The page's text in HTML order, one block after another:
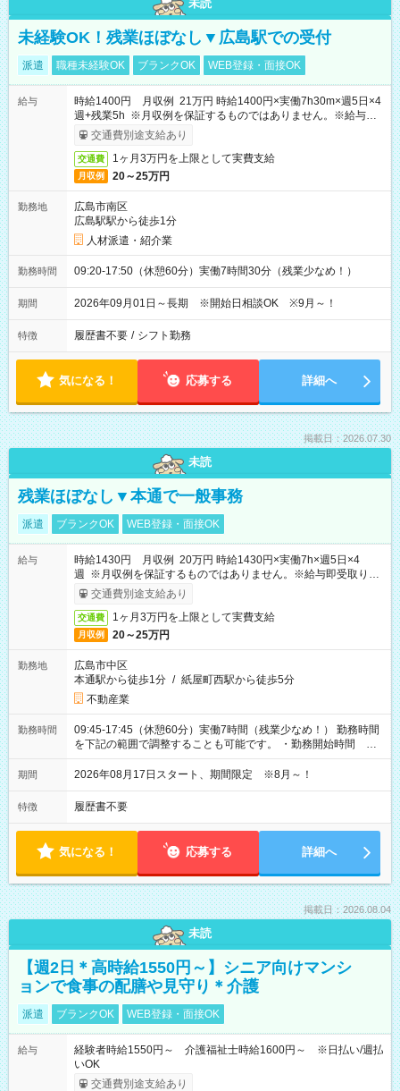
未読
未経験OK！残業ほぼなし▼広島駅での受付
派遣 職種未経験OK ブランクOK WEB登録・面接OK
給与
時給1400円 月収例 21万円 時給1400円×実働7h30m×週5日×4
週+残業5h ※月収例を保証するものではありません。※給与即
受取りサービス利用可（利用条件有）
交通費別途支給あり
交通費 1ヶ月3万円を上限として実費支給
月収例 20～25万円
勤務地
広島市南区
広島駅駅から徒歩1分
人材派遣・紹介業
勤務時間 09:20-17:50（休憩60分）実働7時間30分（残業少なめ！）
期間 2026年09月01日～長期 ※開始日相談OK ※9月～！
特徴 履歴書不要 / シフト勤務
気になる！ 応募する 詳細へ
掲載日：2026.07.30
未読
残業ほぼなし▼本通で一般事務
派遣 ブランクOK WEB登録・面接OK
給与
時給1430円 月収例 20万円 時給1430円×実働7h×週5日×4
週 ※月収例を保証するものではありません。※給与即受取りサ
ービス利用可（利用条件有）
交通費別途支給あり
交通費 1ヶ月3万円を上限として実費支給
月収例 20～25万円
勤務地
広島市中区
本通駅から徒歩1分 / 紙屋町西駅から徒歩5分
不動産業
勤務時間
09:45-17:45（休憩60分）実働7時間（残業少なめ！） 勤務時間
を下記の範囲で調整することも可能です。 ・勤務開始時間
09:45～12:30 ・勤務終了時間 15:45～18:30 ・実働 05:00～
07:45
期間 2026年08月17日スタート、期間限定 ※8月～！
特徴 履歴書不要
気になる！ 応募する 詳細へ
掲載日：2026.08.04
未読
【週2日＊高時給1550円～】シニア向けマンシ
ョンで食事の配膳や見守り＊介護
派遣 ブランクOK WEB登録・面接OK
給与
経験者時給1550円～ 介護福祉士時給1600円～ ※日払い/週払
いOK
交通費別途支給あり